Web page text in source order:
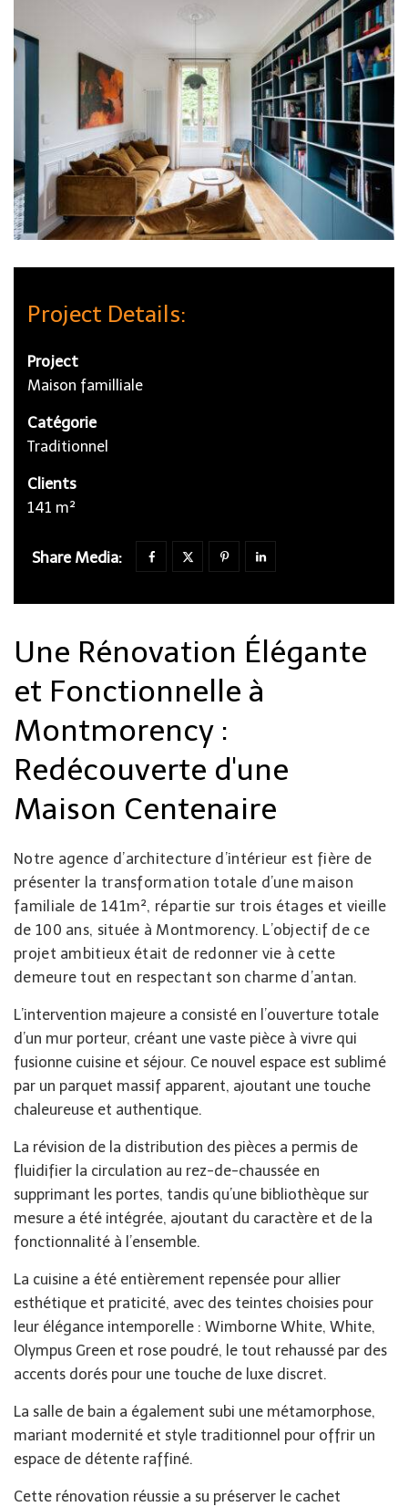
Project Details:
Project
Maison familliale
Catégorie
Traditionnel
Clients
141 m²
Share Media:
Une Rénovation Élégante
et Fonctionnelle à
Montmorency :
Redécouverte d'une
Maison Centenaire
Notre agence d’architecture d’intérieur est fière de
présenter la transformation totale d’une maison
familiale de 141m², répartie sur trois étages et vieille
de 100 ans, située à Montmorency. L’objectif de ce
projet ambitieux était de redonner vie à cette
demeure tout en respectant son charme d’antan.
L’intervention majeure a consisté en l’ouverture totale
d’un mur porteur, créant une vaste pièce à vivre qui
fusionne cuisine et séjour. Ce nouvel espace est sublimé
par un parquet massif apparent, ajoutant une touche
chaleureuse et authentique.
La révision de la distribution des pièces a permis de
fluidifier la circulation au rez-de-chaussée en
supprimant les portes, tandis qu’une bibliothèque sur
mesure a été intégrée, ajoutant du caractère et de la
fonctionnalité à l’ensemble.
La cuisine a été entièrement repensée pour allier
esthétique et praticité, avec des teintes choisies pour
leur élégance intemporelle : Wimborne White, White,
Olympus Green et rose poudré, le tout rehaussé par des
accents dorés pour une touche de luxe discret.
La salle de bain a également subi une métamorphose,
mariant modernité et style traditionnel pour offrir un
espace de détente raffiné.
Cette rénovation réussie a su préserver le cachet